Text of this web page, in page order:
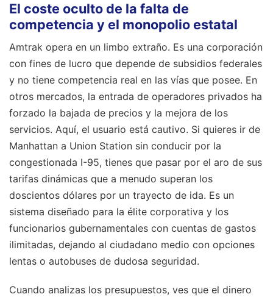
El coste oculto de la falta de
competencia y el monopolio estatal
Amtrak opera en un limbo extraño. Es una corporación
con fines de lucro que depende de subsidios federales
y no tiene competencia real en las vías que posee. En
otros mercados, la entrada de operadores privados ha
forzado la bajada de precios y la mejora de los
servicios. Aquí, el usuario está cautivo. Si quieres ir de
Manhattan a Union Station sin conducir por la
congestionada I-95, tienes que pasar por el aro de sus
tarifas dinámicas que a menudo superan los
doscientos dólares por un trayecto de ida. Es un
sistema diseñado para la élite corporativa y los
funcionarios gubernamentales con cuentas de gastos
ilimitadas, dejando al ciudadano medio con opciones
lentas o autobuses de dudosa seguridad.
Cuando analizas los presupuestos, ves que el dinero